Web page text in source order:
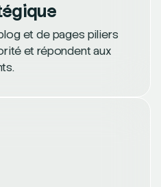
et de pages piliers
et répondent aux